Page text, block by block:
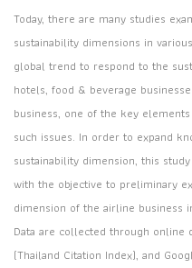
Today, there are many studies
sustainability dimensions in
global trend to respond to the
hotels, food & beverage
business, one of the key
such issues. In order to expand
sustainability dimension, this
with the objective to preliminary
dimension of the airline business
Data are collected through online
(Thailand Citation Index), and